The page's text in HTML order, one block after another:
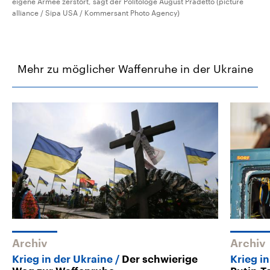
alliance / Sipa USA / Kommersant Photo Agency)
Mehr zu möglicher Waffenruhe in der Ukraine
Archiv
Krieg in der Ukraine
Der schwierige
Archiv
Krieg